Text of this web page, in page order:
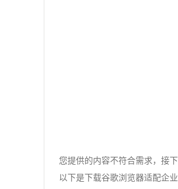
您提供的内容不符合需求，接
以下是下载谷歌浏览器适配企